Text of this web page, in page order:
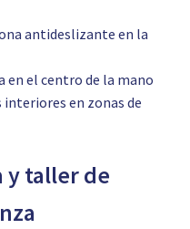
antideslizante en la
en el centro de la mano
en zonas de
y taller de